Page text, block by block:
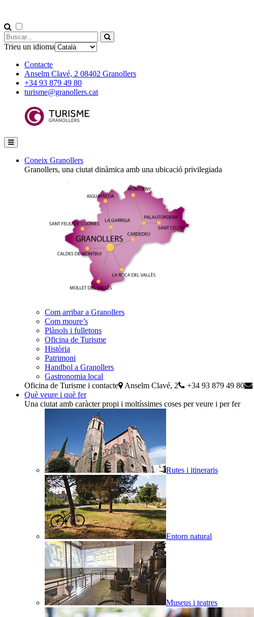
Trieu un idioma
Contacte
Anselm Clavé, 2 08402 Granollers
+34 93 879 49 80
turisme@granollers.cat
Coneix Granollers
Granollers, una ciutat dinàmica amb una ubicació privilegiada
Com arribar a Granollers
Com moure’s
Plànols i fulletons
Oficina de Turisme
Història
Patrimoni
Handbol a Granollers
Gastronomia local
Oficina de Turisme i contacte
Anselm Clavé, 2 +34 93 879 49 80
Què veure i què fer
Una ciutat amb caràcter propi i moltíssimes coses per veure i per fer
Rutes i itineraris
Entorn natural
Museus i teatres